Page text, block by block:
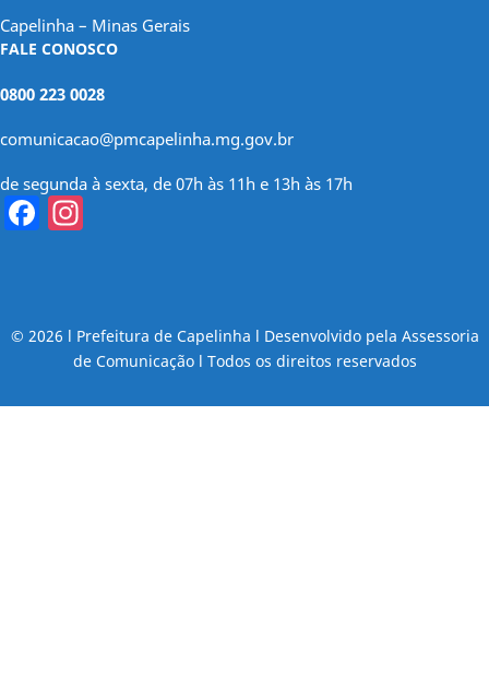
Capelinha – Minas Gerais
FALE CONOSCO
0800 223 0028
comunicacao@pmcapelinha.mg.gov.br
de segunda à sexta, de 07h às 11h e 13h às 17h
Facebook
© 2026 l Prefeitura de Capelinha l Desenvolvido pela Assessoria
de Comunicação l Todos os direitos reservados